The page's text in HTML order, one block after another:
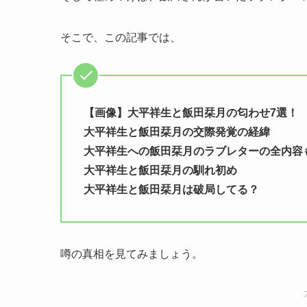
そこで、この記事では、
【画像】大平祥生と飯田栞月の匂わせ7選！
大平祥生と飯田栞月の交際発覚の経緯
大平祥生への飯田栞月のラブレターの全内容
大平祥生と飯田栞月の馴れ初め
大平祥生と飯田栞月は破局してる？
噂の真相を見てみましょう。